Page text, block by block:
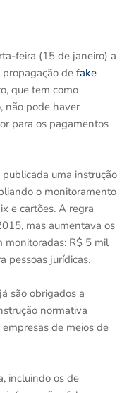
feira (15 de janeiro) a
de fake
que tem como
não pode haver
para os pagamentos
uma instrução
o monitoramento
e cartões. A regra
mas aumentava os
monitoradas: R$ 5 mil
pessoas jurídicas.
são obrigados a
normativa
de meios de
incluindo os de